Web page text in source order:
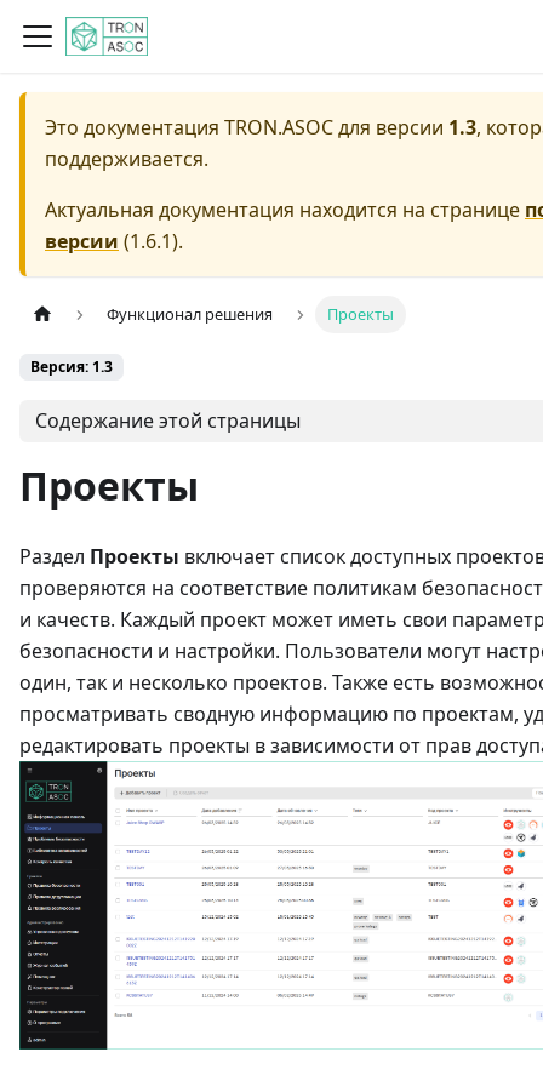
Это документация TRON.ASOCдля версии 1.3,
поддерживается.
Актуальная документация находится на странице
версии (1.6.1).
Функционал решения Проекты
Версия: 1.3
Содержание этой страницы
Проекты
Раздел Проекты включает список доступных
проверяются на соответствие политикам
и качеств. Каждый проект может иметь свои
безопасности и настройки. Пользователи могут
один, так и несколько проектов. Также есть
просматривать сводную информацию по проектам,
редактировать проекты в зависимости от прав